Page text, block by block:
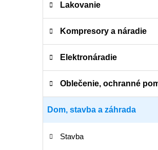
Lakovanie
Kompresory a náradie
Elektronáradie
Oblečenie, ochranné
Dom, stavba a záhrada
Stavba